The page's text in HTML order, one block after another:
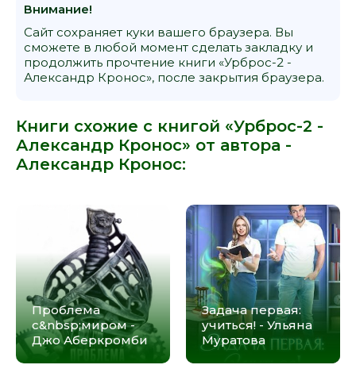
Внимание!
Сайт сохраняет куки вашего браузера. Вы
сможете в любой момент сделать закладку и
продолжить прочтение книги «Урброс-2 -
Александр Кронос», после закрытия браузера.
Книги схожие с книгой «Урброс-2 -
Александр Кронос» от автора -
Александр Кронос:
Проблема
с&nbsp;миром -
Джо Аберкромби
Задача первая:
учиться! - Ульяна
Муратова